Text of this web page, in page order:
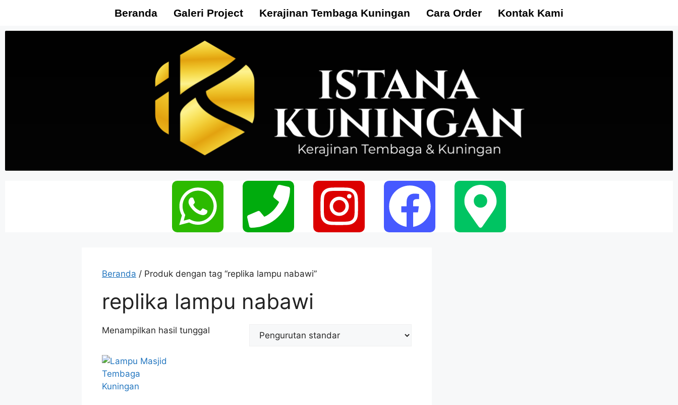
Beranda Galeri Project Kerajinan Tembaga Kuningan Cara Order Kontak Kami
Beranda / Produk dengan tag “replika lampu nabawi”
replika lampu nabawi
Menampilkan hasil tunggal